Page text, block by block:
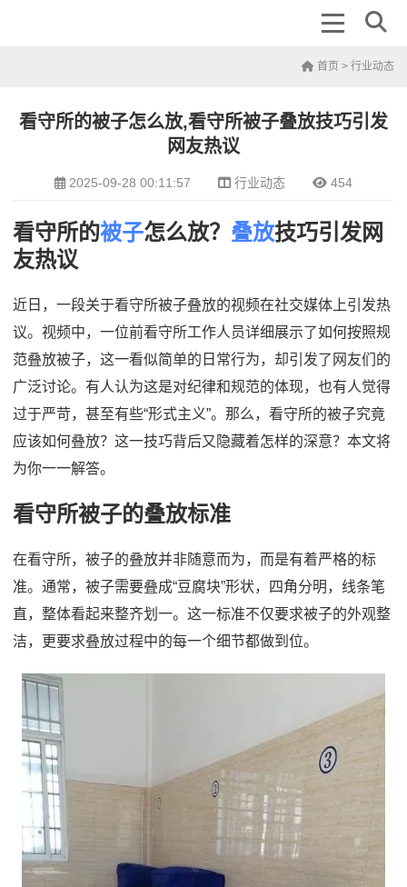
首页 > 行业动态
看守所的被子怎么放,看守所被子叠放技巧引发
网友热议
2025-09-28 00:11:57 行业动态 454
看守所的被子怎么放？ 叠放技巧引发网
友热议
近日，一段关于看守所被子叠放的视频在社交媒体上引发热
议。视频中，一位前看守所工作人员详细展示了如何按照规
范叠放被子，这一看似简单的日常行为，却引发了网友们的
广泛讨论。有人认为这是对纪律和规范的体现，也有人觉得
过于严苛，甚至有些“形式主义”。那么，看守所的被子究竟
应该如何叠放？这一技巧背后又隐藏着怎样的深意？本文将
为你一一解答。
看守所被子的叠放标准
在看守所，被子的叠放并非随意而为，而是有着严格的标
准。通常，被子需要叠成“豆腐块”形状，四角分明，线条笔
直，整体看起来整齐划一。这一标准不仅要求被子的外观整
洁，更要求叠放过程中的每一个细节都做到位。